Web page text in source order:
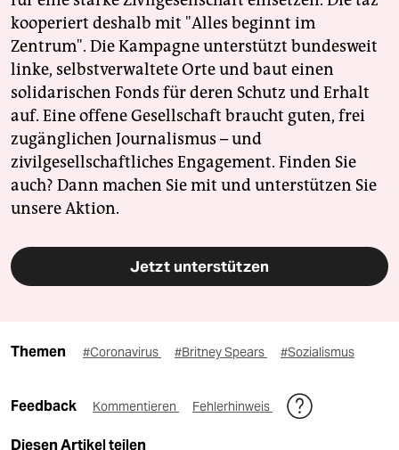
kooperiert deshalb mit "Alles beginnt im
Zentrum". Die Kampagne unterstützt bundesweit
linke, selbstverwaltete Orte und baut einen
solidarischen Fonds für deren Schutz und Erhalt
auf. Eine offene Gesellschaft braucht guten, frei
zugänglichen Journalismus – und
zivilgesellschaftliches Engagement. Finden Sie
auch? Dann machen Sie mit und unterstützen Sie
unsere Aktion.
Jetzt unterstützen
Themen #Coronavirus #Britney Spears #Sozialismus
Feedback Kommentieren Fehlerhinweis
Diesen Artikel teilen